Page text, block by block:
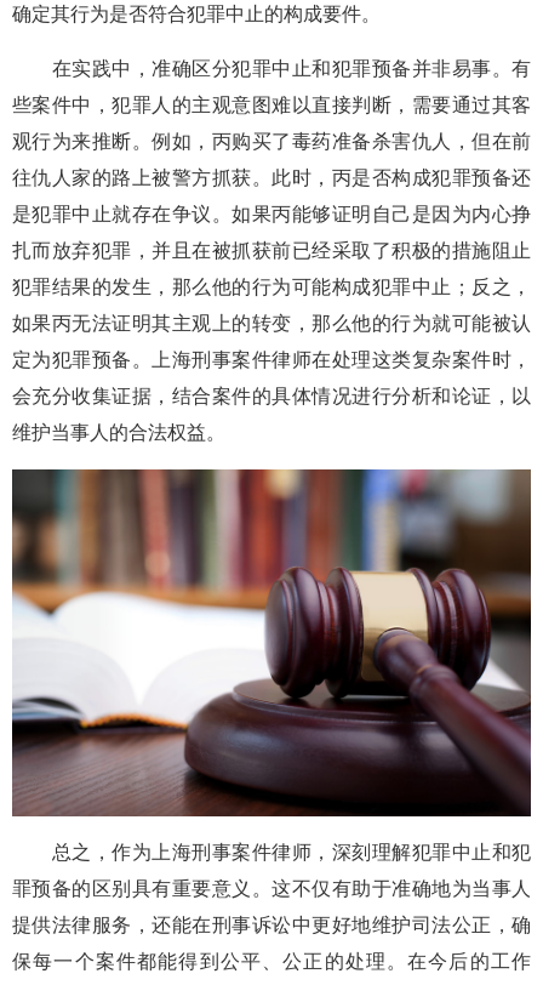
确定其行为是否符合犯罪中止的构成要件。
在实践中，准确区分犯罪中止和犯罪预备并非易事。有
些案件中，犯罪人的主观意图难以直接判断，需要通过其客
观行为来推断。例如，丙购买了毒药准备杀害仇人，但在前
往仇人家的路上被警方抓获。此时，丙是否构成犯罪预备还
是犯罪中止就存在争议。如果丙能够证明自己是因为内心挣
扎而放弃犯罪，并且在被抓获前已经采取了积极的措施阻止
犯罪结果的发生，那么他的行为可能构成犯罪中止；反之，
如果丙无法证明其主观上的转变，那么他的行为就可能被认
定为犯罪预备。上海刑事案件律师在处理这类复杂案件时，
会充分收集证据，结合案件的具体情况进行分析和论证，以
维护当事人的合法权益。
总之，作为上海刑事案件律师，深刻理解犯罪中止和犯
罪预备的区别具有重要意义。这不仅有助于准确地为当事人
提供法律服务，还能在刑事诉讼中更好地维护司法公正，确
保每一个案件都能得到公平、公正的处理。在今后的工作